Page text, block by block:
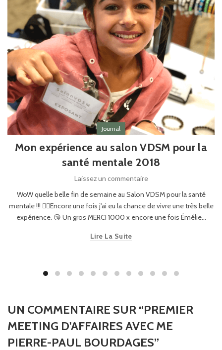
Journal
Mon expérience au salon VDSM pour la
santé mentale 2018
Laissez un commentaire
WoW quelle belle fin de semaine au Salon VDSM pour la santé
mentale !!! ✌🏻Encore une fois j'ai eu la chance de vivre une très belle
expérience. 😘 Un gros MERCI 1000 x encore une fois Émélie...
Lire La Suite
UN COMMENTAIRE SUR “PREMIER
MEETING D'AFFAIRES AVEC ME
PIERRE-PAUL BOURDAGES”